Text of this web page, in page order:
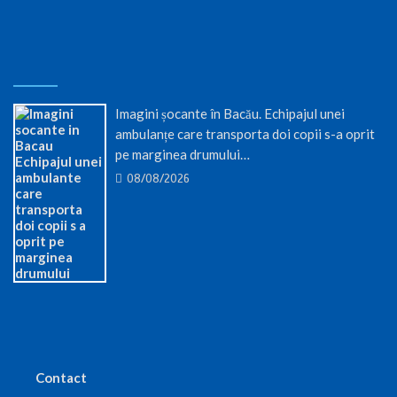
Imagini șocante în Bacău. Echipajul unei
ambulanțe care transporta doi copii s-a oprit
pe marginea drumului…
08/08/2026
Contact